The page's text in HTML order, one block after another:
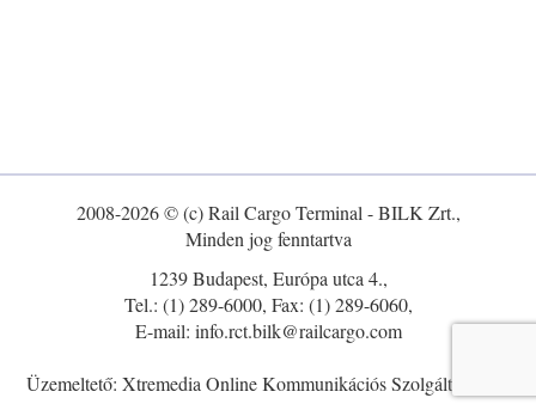
2008-2026 © (c) Rail Cargo Terminal - BILK Zrt.,
Minden jog fenntartva
1239 Budapest, Európa utca 4.,
Tel.: (1) 289-6000, Fax: (1) 289-6060,
E-mail: info.rct.bilk@railcargo.com
Üzemeltető: Xtremedia Online Kommunikációs Szolgáltató Kft.